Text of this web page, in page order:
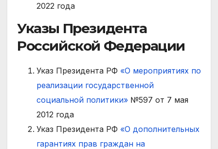
2022 года
Указы Президента
Российской Федерации
Указ Президента РФ «О мероприятиях по
реализации государственной
социальной политики» №597 от 7 мая
2012 года
Указ Президента РФ «О дополнительных
гарантиях прав граждан на